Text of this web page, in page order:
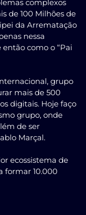
complexos
de 100 Milhões de
da Arrematação
nessa
como o “Pai
grupo
mais de 500
digitais. Hoje faço
grupo, onde
de ser
Marçal.
ecossistema de
formar 10.000